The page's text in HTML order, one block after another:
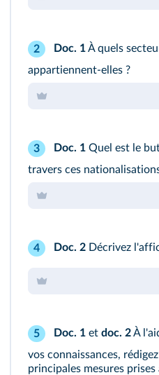
2 Doc. 1À quels
appartiennent-elles ?
3 Doc. 1 Quel est le
travers ces
4 Doc. 2 Décrivez
5 Doc. 1 et doc. 2À
vos connaissances,
principales mesures